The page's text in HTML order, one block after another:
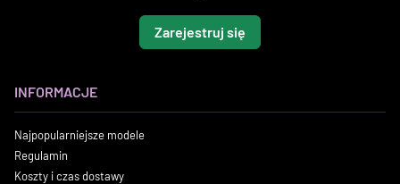
Zarejestruj się
INFORMACJE
Najpopularniejsze modele
Regulamin
Koszty i czas dostawy